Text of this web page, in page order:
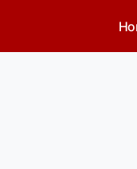
o